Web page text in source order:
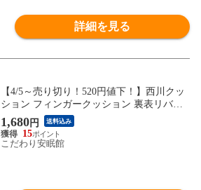
詳細を見る
【4/5～売り切り！520円値下！】西川クッ
ション フィンガークッション 裏表リバー
シブル かわいい キャラクター 応援グッズ
（スヌーピー）【CI-153860002】
1,680円 送料込み
15
こだわり安眠館